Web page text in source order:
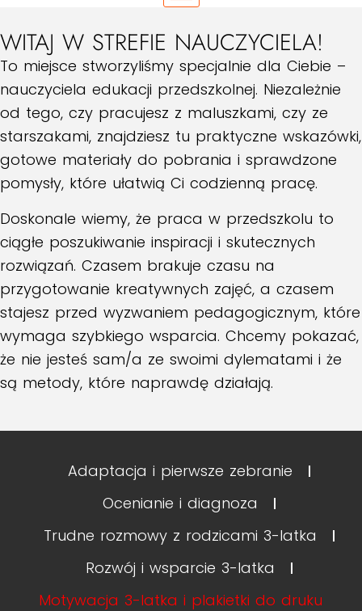
WITAJ W STREFIE NAUCZYCIELA!
To miejsce stworzyliśmy specjalnie dla Ciebie –
nauczyciela edukacji przedszkolnej. Niezależnie
od tego, czy pracujesz z maluszkami, czy ze
starszakami, znajdziesz tu praktyczne wskazówki,
gotowe materiały do pobrania i sprawdzone
pomysły, które ułatwią Ci codzienną pracę.
Doskonale wiemy, że praca w przedszkolu to
ciągłe poszukiwanie inspiracji i skutecznych
rozwiązań. Czasem brakuje czasu na
przygotowanie kreatywnych zajęć, a czasem
stajesz przed wyzwaniem pedagogicznym, które
wymaga szybkiego wsparcia. Chcemy pokazać,
że nie jesteś sam/a ze swoimi dylematami i że
są metody, które naprawdę działają.
Adaptacja i pierwsze zebranie
Ocenianie i diagnoza
Trudne rozmowy z rodzicami 3-latka
Rozwój i wsparcie 3-latka
Motywacja 3-latka i plakietki do druku